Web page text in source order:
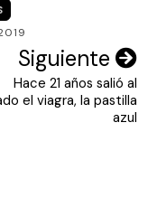
Siguiente
Hace 21 años salió al
el viagra, la pastilla
azul